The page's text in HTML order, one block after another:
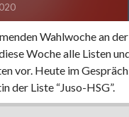
Wahlwoche an
Woche alle Listen
vor. Heute im
der Liste “Juso-HSG”.